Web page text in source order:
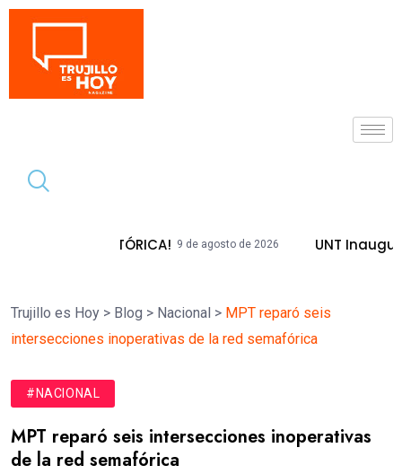
9 de agosto de 2026 UNT Inaugura Plazas
Trujillo es Hoy > Blog > Nacional > MPT reparó seis
intersecciones inoperativas de la red semafórica
#NACIONAL
MPT reparó seis intersecciones inoperativas
de la red semafórica